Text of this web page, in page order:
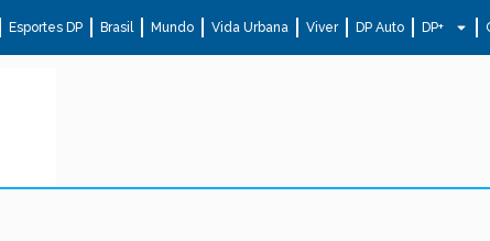
Esportes DP Brasil Mundo Vida Urbana Viver DP Auto DP+